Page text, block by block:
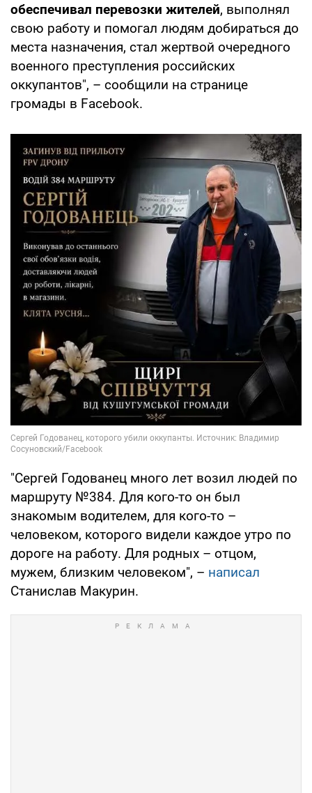
обеспечивал перевозки жителей, выполнял
свою работу и помогал людям добираться до
места назначения, стал жертвой очередного
военного преступления российских
оккупантов", – сообщили на странице
громады в Facebook.
"Сергей Годованец много лет возил людей по
маршруту №384. Для кого-то он был
знакомым водителем, для кого-то –
человеком, которого видели каждое утро по
дороге на работу. Для родных – отцом,
мужем, близким человеком", – написал
Станислав Макурин.